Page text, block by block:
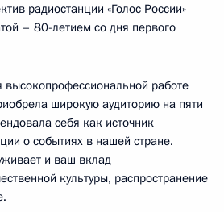
радиостанции «Голос России»
– 80-летием со дня первого
высокопрофессиональной работе
широкую аудиторию на пяти
себя как источник
о событиях в нашей стране.
и ваш вклад
культуры, распространение